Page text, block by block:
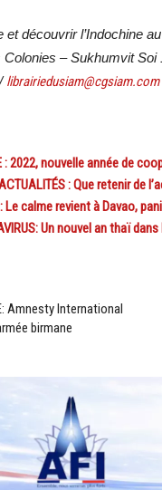
découvrir l’Indochine
– Sukhumvit Soi
librairiedusiam@cgsiam.com
: 2022, nouvelle année de
: Que retenir de
Le calme revient à Davao,
Un nouvel an thaï
Amnesty International
birmane